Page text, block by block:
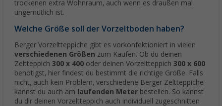
trockenen extra Wohnraum, auch wenn es draußen mal
ungemütlich ist.
Welche Größe soll der Vorzeltboden haben?
Berger Vorzeltteppiche gibt es vorkonfektioniert in vielen
verschiedenen Größen zum Kaufen. Ob du deinen
Zeltteppich 300 x 400 oder deinen Vorzeltteppich 300 x 600
benötigst, hier findest du bestimmt die richtige Größe. Falls
nicht, auch kein Problem, verschiedene Berger Zeltteppiche
kannst du auch am
laufenden Meter bestellen. So kannst
du dir deinen Vorzeltteppich auch individuell zugeschnitten